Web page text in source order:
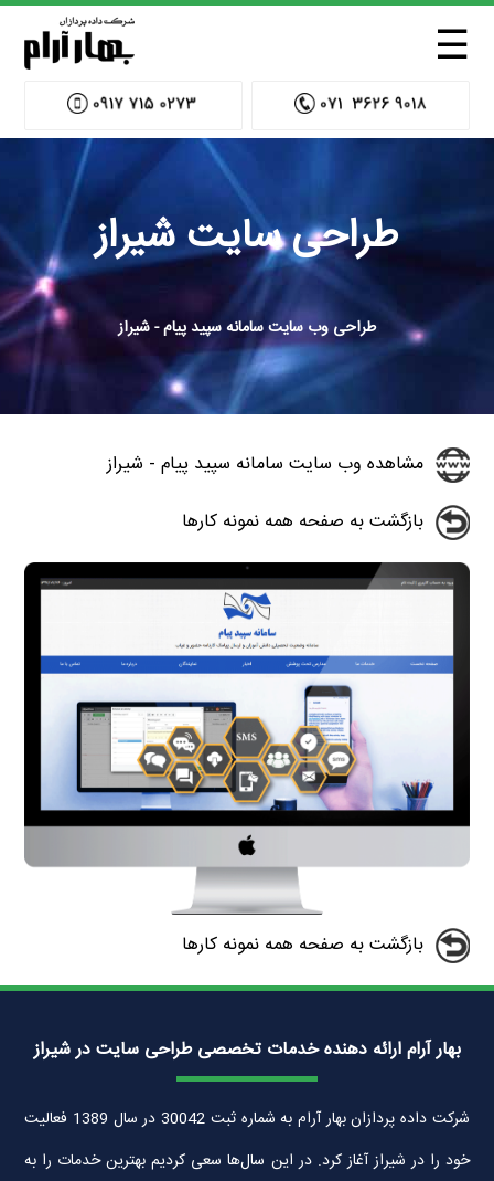
☰
طراحی سایت شیراز
طراحی وب سایت سامانه سپید پیام - شیراز
مشاهده وب سایت سامانه سپید پیام - شیراز
بازگشت به صفحه همه نمونه کارها
بازگشت به صفحه همه نمونه کارها
بهار آرام ارائه دهنده خدمات تخصصی طراحی سایت در شیراز
شرکت داده پردازان بهار آرام به شماره ثبت 30042 در سال 1389 فعالیت
خود را در شیراز آغاز کرد. در این سال‌ها سعی کردیم بهترین خدمات را به